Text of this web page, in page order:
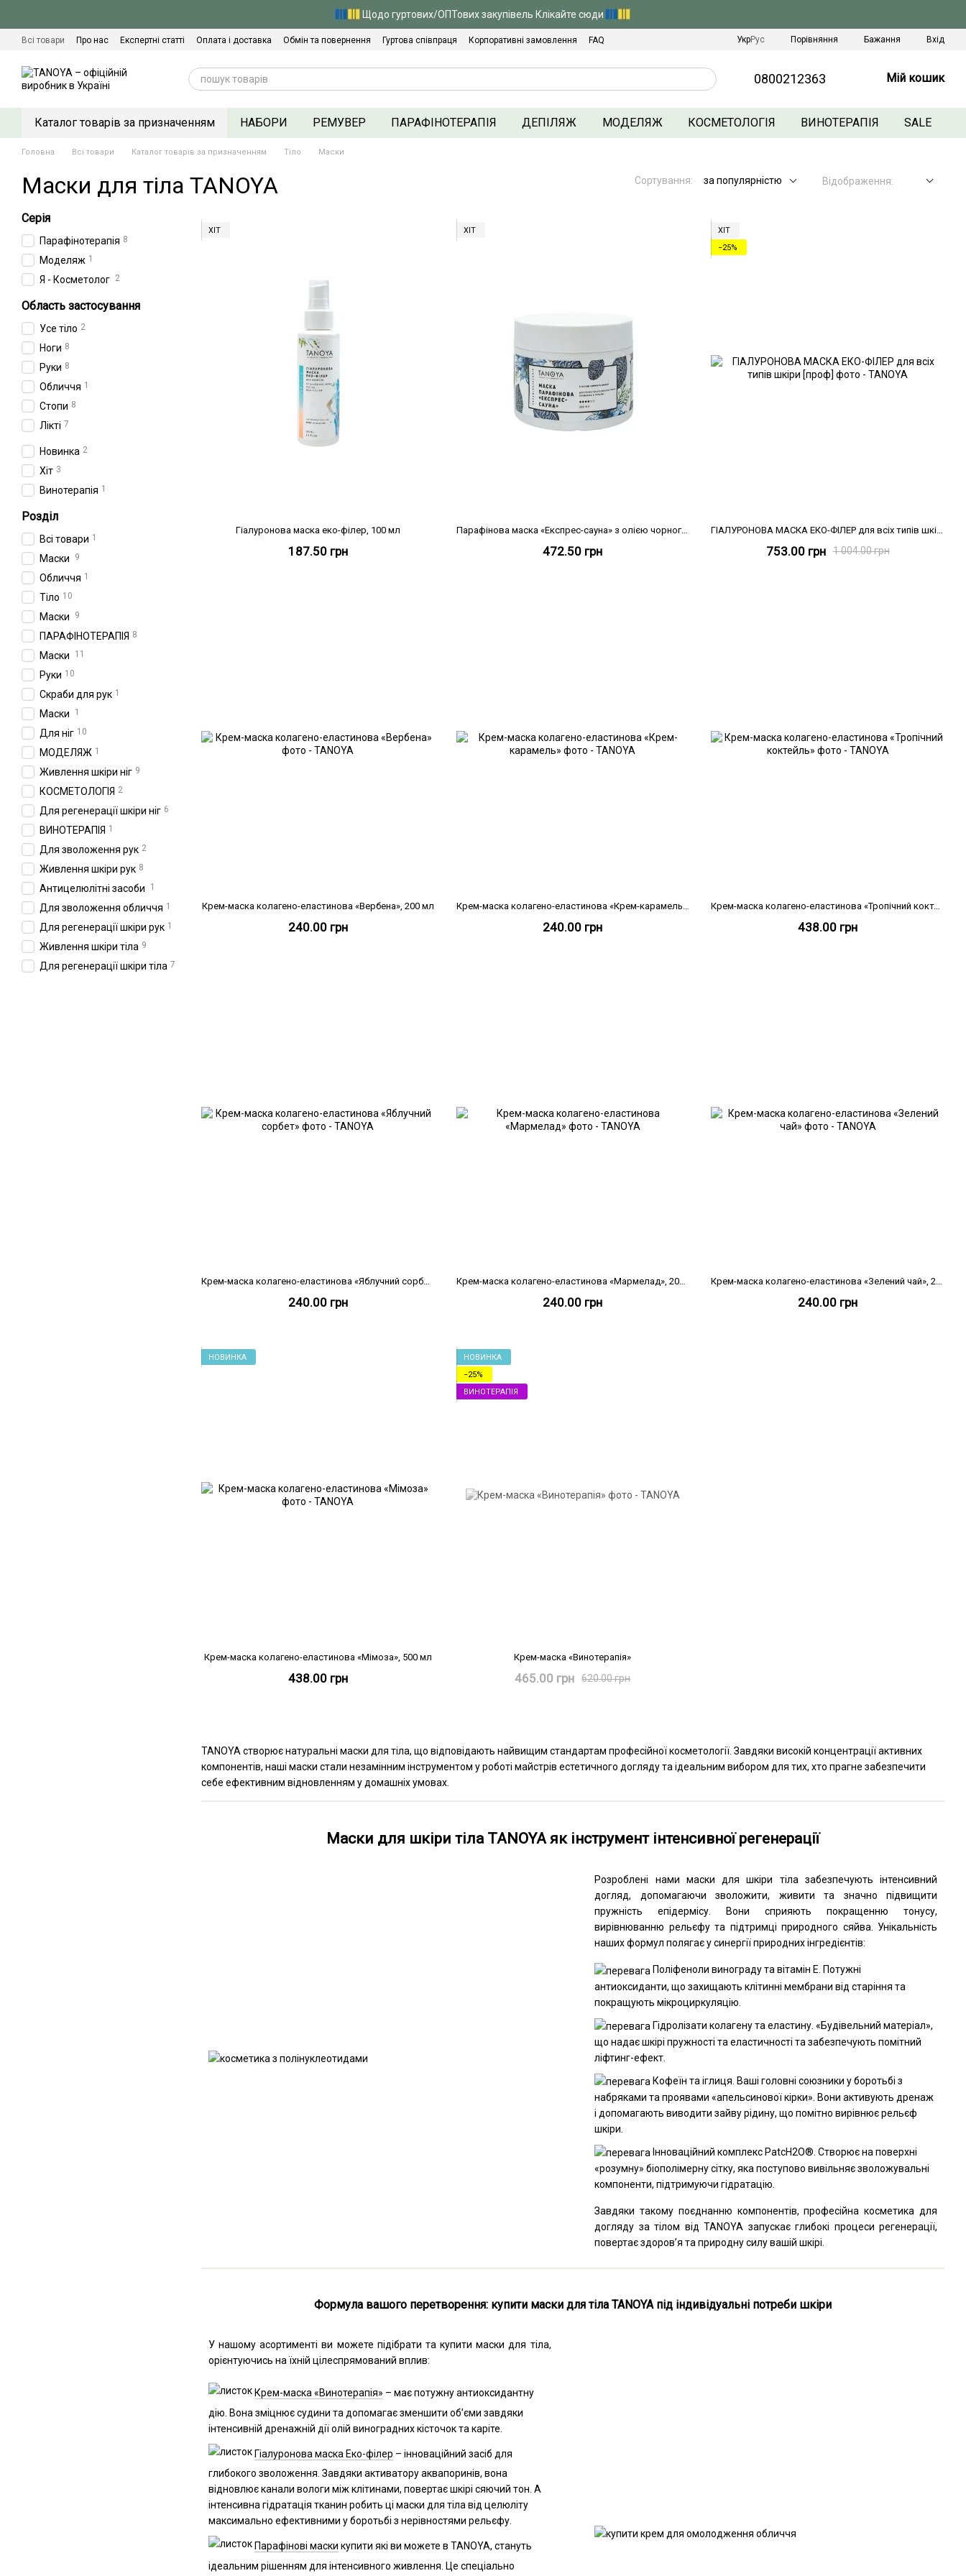
Щодо гуртових/ОПТових закупівель Клікайте сюди
Всі товари Про нас Експертні статті Оплата і доставка Обмін та повернення Гуртова співпраця Корпоративні замовлення
FAQ
УкрРус Порівняння Бажання Вхід
0800212363 Мій кошик
Каталог товарів за призначенням НАБОРИ РЕМУВЕР ПАРАФІНОТЕРАПІЯ ДЕПІЛЯЖ МОДЕЛЯЖ КОСМЕТОЛОГІЯ ВИНОТЕРАПІЯ SALE
Головна Всі товари Каталог товарів за призначенням Тіло Маски
Маски для тіла TANOYA Сортування: за популярністю Відображення:
TANOYA створює натуральні маски для тіла, що відповідають найвищим стандартам професійної косметології. Завдяки високій концентрації активних
компонентів, наші маски стали незамінним інструментом у роботі майстрів естетичного догляду та ідеальним вибором для тих, хто прагне забезпечити
себе ефективним відновленням у домашніх умовах.
Маски для шкіри тіла TANOYA як інструмент інтенсивної регенерації
Розроблені нами маски для шкіри тіла забезпечують інтенсивний
догляд, допомагаючи зволожити, живити та значно підвищити
пружність епідермісу. Вони сприяють покращенню тонусу,
вирівнюванню рельєфу та підтримці природного сяйва. Унікальність
наших формул полягає у синергії природних інгредієнтів:
Поліфеноли винограду та вітамін Е. Потужні
антиоксиданти, що захищають клітинні мембрани від старіння та
покращують мікроциркуляцію.
Гідролізати колагену та еластину. «Будівельний матеріал»,
що надає шкірі пружності та еластичності та забезпечують помітний
ліфтинг-ефект.
Кофеїн та іглиця. Ваші головні союзники у боротьбі з
набряками та проявами «апельсинової кірки». Вони активують дренаж
і допомагають виводити зайву рідину, що помітно вирівнює рельєф
шкіри.
Інноваційний комплекс PatcH2O®. Створює на поверхні
«розумну» біополімерну сітку, яка поступово вивільняє зволожувальні
компоненти, підтримуючи гідратацію.
Завдяки такому поєднанню компонентів, професійна косметика для
догляду за тілом від TANOYA запускає глибокі процеси регенерації,
повертає здоров’я та природну силу вашій шкірі.
Формула вашого перетворення: купити маски для тіла TANOYA під індивідуальні потреби шкіри
У нашому асортименті ви можете підібрати та купити маски для тіла,
орієнтуючись на їхній цілеспрямований вплив:
Крем-маска «Винотерапія» – має потужну антиоксидантну
дію. Вона зміцнює судини та допомагає зменшити об’єми завдяки
інтенсивній дренажній дії олій виноградних кісточок та каріте.
Гіалуронова маска Еко-філер – інноваційний засіб для
глибокого зволоження. Завдяки активатору аквапоринів, вона
відновлює канали вологи між клітинами, повертає шкірі сяючий тон. А
інтенсивна гідратація тканин робить ці маски для тіла від целюліту
максимально ефективними у боротьбі з нерівностями рельєфу.
Парафінові маски купити які ви можете в TANOYA, стануть
ідеальним рішенням для інтенсивного живлення. Це спеціально
ХІТ
Гіалуронова маска еко-філер, 100 мл
187.50 грн
ХІТ
Парафінова маска «Експрес-сауна» з олією чорного кмину
472.50 грн
ХІТ
−25%
1 004.00 грн
753.00 грн
Крем-маска колагено-еластинова «Вербена», 200 мл
240.00 грн 240.00 грн
Крем-маска колагено-еластинова «Тропічний коктейль», 500 мл
438.00 грн
Крем-маска колагено-еластинова «Яблучний сорбет», 200 мл
240.00 грн
Крем-маска колагено-еластинова «Мармелад», 200 мл
240.00 грн
Крем-маска колагено-еластинова «Зелений чай», 200 мл
240.00 грн
НОВИНКА
Крем-маска колагено-еластинова «Мімоза», 500 мл
438.00 грн
НОВИНКА
−25%
ВИНОТЕРАПІЯ
Крем-маска «Винотерапія»
620.00 грн
465.00 грн
Серія
Парафінотерапія 8
Моделяж 1
Я - Косметолог 2
Область застосування
Усе тіло 2
Ноги 8
Руки 8
Обличчя 1
Стопи 8
Лікті 7
Новинка 2
Хіт 3
Винотерапія 1
Розділ
Всі товари 1
Маски 9
Обличчя 1
Тіло 10
Маски 9
ПАРАФІНОТЕРАПІЯ 8
Маски 11
Руки 10
Скраби для рук 1
Маски 1
Для ніг 10
МОДЕЛЯЖ 1
Живлення шкіри ніг 9
КОСМЕТОЛОГІЯ 2
Для регенерації шкіри ніг 6
ВИНОТЕРАПІЯ 1
Для зволоження рук 2
Живлення шкіри рук 8
Антицелюлітні засоби 1
Для зволоження обличчя 1
Для регенерації шкіри рук 1
Живлення шкіри тіла 9
Для регенерації шкіри тіла 7